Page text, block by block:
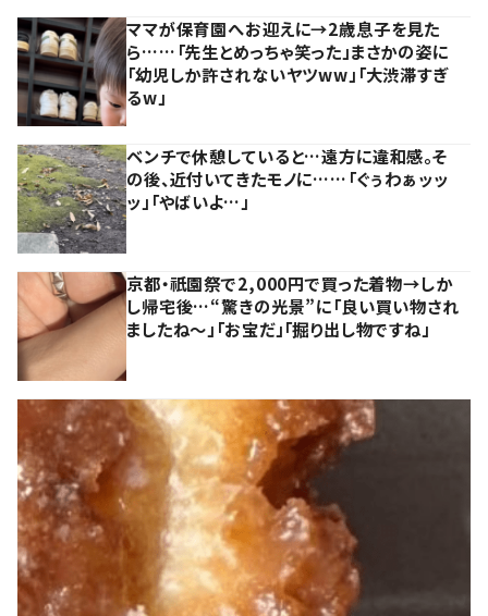
ママが保育園へお迎えに→2歳息子を見た
ら……「先生とめっちゃ笑った」まさかの姿に
「幼児しか許されないヤツww」「大渋滞すぎ
るw」
ベンチで休憩していると…遠方に違和感。そ
の後、近付いてきたモノに……「ぐぅわぁッッ
ッ」「やばいよ…」
京都・祇園祭で2,000円で買った着物→しか
し帰宅後…“驚きの光景”に「良い買い物され
ましたね～」「お宝だ」「掘り出し物ですね」